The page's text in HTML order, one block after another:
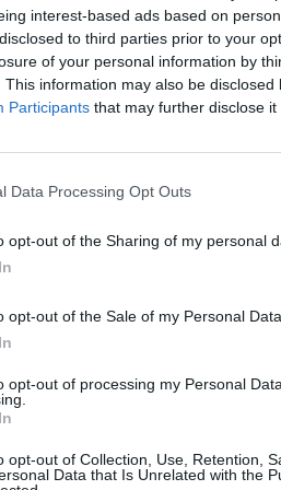
interest-based ads based on
to third parties prior to your
of your personal information by
This information may also be
Participants that may further disclose it
Data Processing Opt Outs
opt-out of the Sharing of my personal
opt-out of the Sale of my Personal Data.
opt-out of processing my Personal
opt-out of Collection, Use, Retention,
Data that Is Unrelated with the
diskusija: Rusija –
Laidos Lietuva tiesiogiai
Kuprines pasvėrę